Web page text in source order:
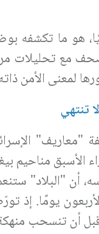
هو ما تكشفه
مع تحليلات
لمعنى الأمن
تنتهي
"معاريف"
أن "البلاد"
يومًا. إذ
أن تنسحب